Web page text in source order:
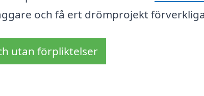
och få ert drömprojekt
utan förpliktelser